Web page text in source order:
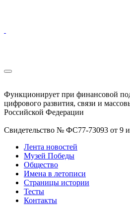
Функционирует при финансовой
цифрового развития, связи и
Российской Федерации
Свидетельство № ФС77-73093 от 9
Лента новостей
Музей Победы
Общество
Имена в летописи
Страницы истории
Тесты
Контакты